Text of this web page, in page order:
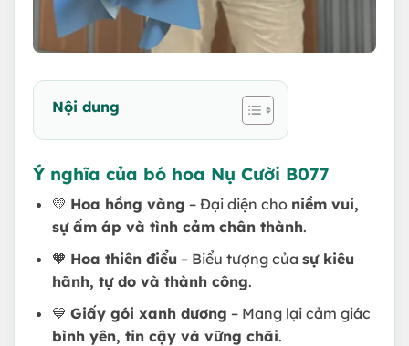
Nội dung
Ý nghĩa của bó hoa Nụ Cười B077
💛 Hoa hồng vàng – Đại diện cho niềm vui,
sự ấm áp và tình cảm chân thành.
🧡 Hoa thiên điểu– Biểu tượng của sự kiêu
hãnh, tự do và thành công.
💙 Giấy gói xanh dương – Mang lại cảm giác
bình yên, tin cậy và vững chãi.